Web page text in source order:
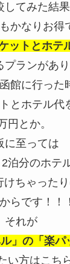
てみた結果
かなりお得
ットとホテ
ランがあり
館に行った
とホテル代
円とか。
に至っては
泊分のホテ
ちゃったり
らです！！！
それが
」の「楽パ
い方はこち